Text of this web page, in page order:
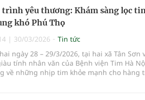
trình yêu thương: Khám sàng lọc
khó Phú Thọ
| 30/03/2026
Tin tức
ngày 28 – 29/3/2026, tại hai xã Tân Sơn
tính nhân văn của Bệnh viện Tim Hà
về những nhịp tim khỏe mạnh cho hàng